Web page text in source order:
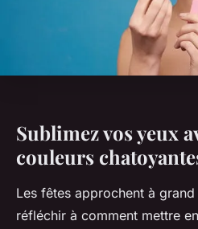
Sublimez vos yeux
couleurs
Les fêtes approchent à
réfléchir à comment mettre